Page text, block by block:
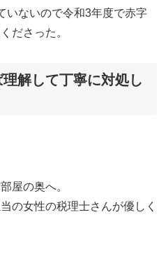
いないので令和3年度で赤字
ださった。
解して丁寧に対処し
屋の奥へ。
の女性の税理士さんが優しく